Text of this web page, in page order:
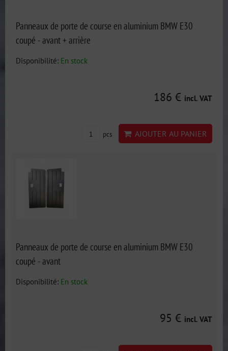
Panneaux de porte de course en aluminium BMW E30
coupé - avant + arrière
Disponibilité: En stock
186 € incl. VAT
pcs AJOUTER AU PANIER
Panneaux de porte de course en aluminium BMW E30
coupé - avant
Disponibilité: En stock
95 € incl. VAT